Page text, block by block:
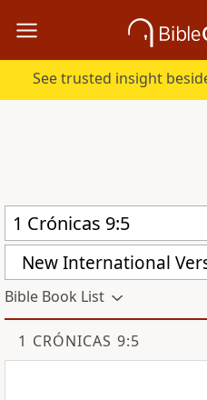
See trusted insight
New International
Bible Book List
1 CRÓNICAS 9:5